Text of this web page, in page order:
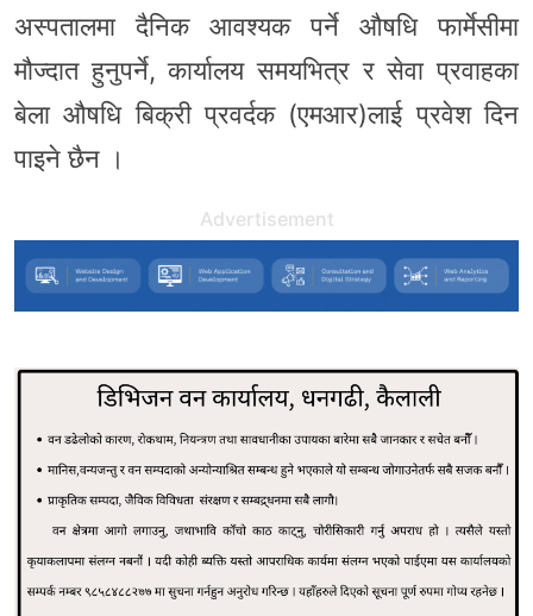
अस्पतालमा दैनिक आवश्यक पर्ने औषधि फार्मेसीमा
मौज्दात हुनुपर्ने, कार्यालय समयभित्र र सेवा प्रवाहका
बेला औषधि बिक्री प्रवर्दक (एमआर)लाई प्रवेश दिन
पाइने छैन ।
Advertisement